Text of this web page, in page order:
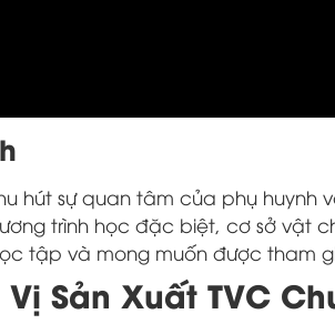
hút sự quan tâm của phụ huynh
trình học đặc biệt, cơ sở vật
tập và mong muốn được tham
Sản Xuất TVC